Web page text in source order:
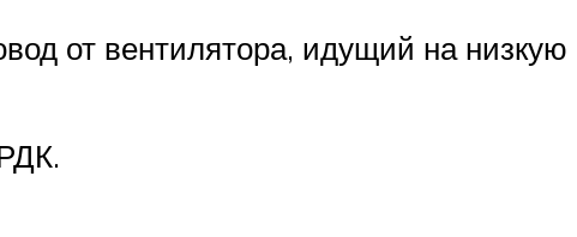
от вентилятора, идущий на низкую